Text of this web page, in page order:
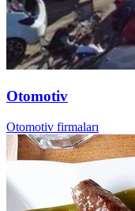
Otomotiv
Otomotiv firmaları